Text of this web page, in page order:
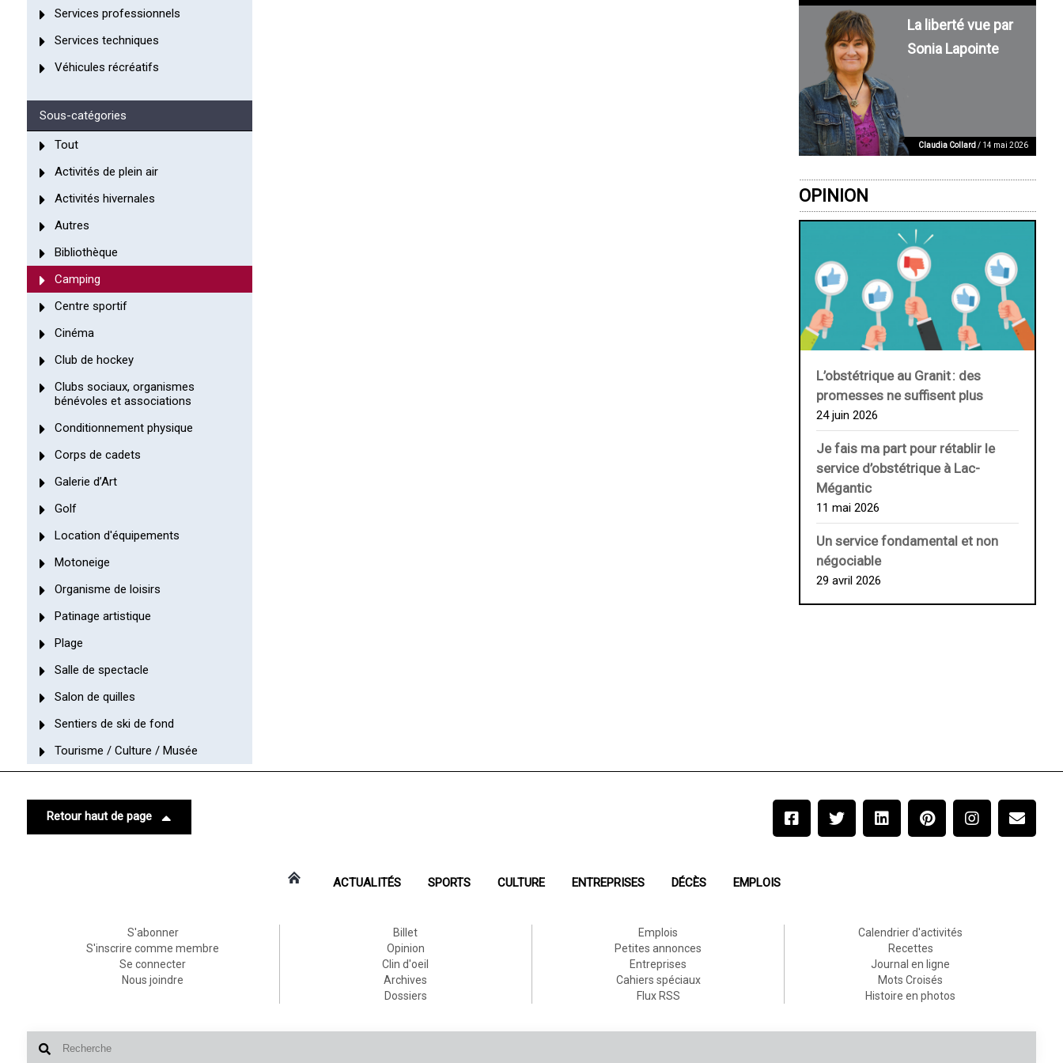
Services professionnels
Services techniques
Véhicules récréatifs
Sous-catégories
Tout
Activités de plein air
Activités hivernales
Autres
Bibliothèque
Camping
Centre sportif
Cinéma
Club de hockey
Clubs sociaux, organismes
bénévoles et associations
Conditionnement physique
Corps de cadets
Galerie d’Art
Golf
Location d'équipements
Motoneige
Organisme de loisirs
Patinage artistique
Plage
Salle de spectacle
Salon de quilles
Sentiers de ski de fond
Tourisme / Culture / Musée
La liberté vue par
Sonia Lapointe
Claudia Collard/ 14 mai 2026
OPINION
L’obstétrique au ­Granit : des
promesses ne suffisent plus
24 juin 2026
Je fais ma part pour rétablir le
service d’obstétrique à Lac-
Mégantic
11 mai 2026
Un service fondamental et non
négociable
29 avril 2026
Retour haut de page
ACTUALITÉS SPORTS CULTURE ENTREPRISES DÉCÈS EMPLOIS
S'abonner
S'inscrire comme membre
Se connecter
Nous joindre
Billet
Opinion
Clin d'oeil
Archives
Dossiers
Emplois
Petites annonces
Entreprises
Cahiers spéciaux
Flux RSS
Calendrier d'activités
Recettes
Journal en ligne
Mots Croisés
Histoire en photos